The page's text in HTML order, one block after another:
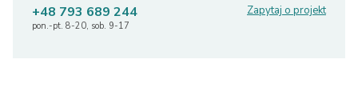
+48 793 689 244
pon.-pt. 8-20, sob. 9-17
Zapytaj o projekt